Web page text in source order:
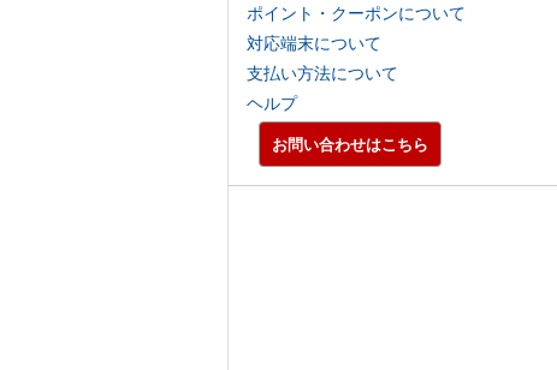
ポイント・クーポンについて
対応端末について
支払い方法について
ヘルプ
お問い合わせはこちら